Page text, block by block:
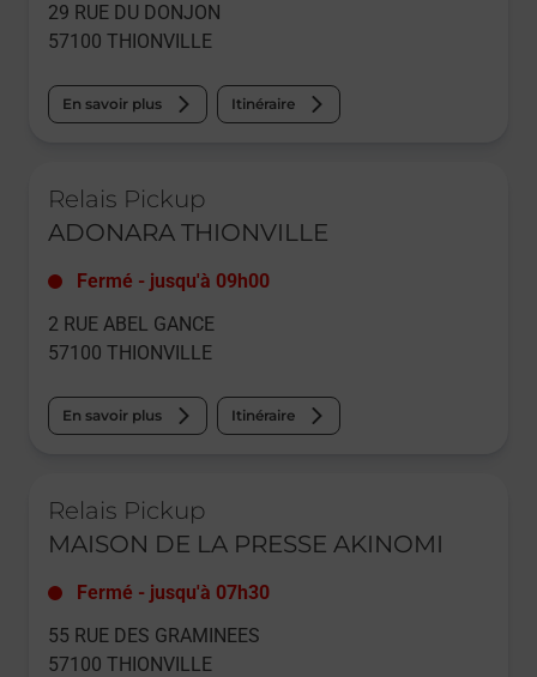
29 RUE DU DONJON
57100 THIONVILLE
En savoir plus Itinéraire
Relais Pickup
ADONARA THIONVILLE
Fermé - jusqu'à 09h00
2 RUE ABEL GANCE
57100 THIONVILLE
En savoir plus Itinéraire
Relais Pickup
MAISON DE LA PRESSE AKINOMI
Fermé - jusqu'à 07h30
55 RUE DES GRAMINEES
57100 THIONVILLE